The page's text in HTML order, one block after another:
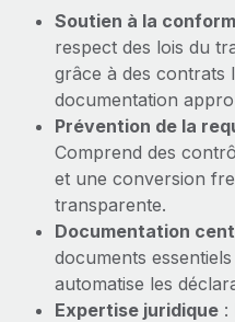
Création d’entité
Établissez des entités
conformité
Mobilité et
Organisez facilement le
employés
Avantages sociaux
Gérez facilement les
Taxes
Explorer le blog
Mises à jour des
Intégrations Gusto et
freelances Plus
Remote a toujours pour
toute taille à embaucher,
Soutien à la
respect des lois du
grâce à des contrats
documentation
Prévention de la
Comprend des
et une conversion
transparente.
Documentation
documents
automatise les
Expertise juridique :